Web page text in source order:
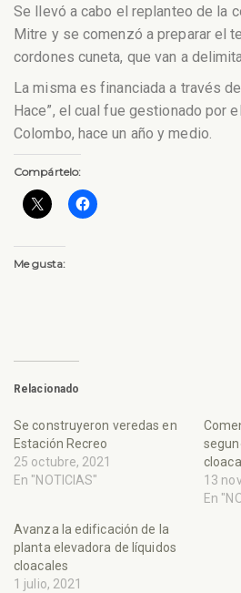
Se llevó a cabo el replanteo de la
Mitre y se comenzó a preparar el
cordones cuneta, que van a
La misma es financiada a través
Hace”, el cual fue gestionado por
Colombo, hace un año y medio.
Compártelo:
Me gusta:
Relacionado
Se construyeron veredas en
Estación Recreo
25 octubre, 2021
En "NOTICIAS"
13
En
Avanza la edificación de la
planta elevadora de líquidos
cloacales
1 julio, 2021